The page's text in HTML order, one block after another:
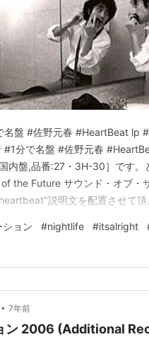
盤 #佐野元春 #HeartBeat lp
#1分で名盤 #佐野元春
内盤,品番:27・3H-30］です。
the Future サウンド・オブ・
説明文を配置させて頂
ション #nightlife #itsalright
• 7年前
ン 2006 (Additional